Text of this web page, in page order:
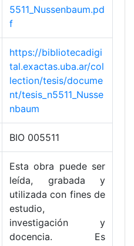
5511_Nussenbaum.pd
f
https://bibliotecadigi
tal.exactas.uba.ar/col
lection/tesis/docume
nt/tesis_n5511_Nusse
nbaum
BIO 005511
Esta obra puede ser
leída, grabada y
utilizada con fines de
estudio,
investigación y
docencia. Es